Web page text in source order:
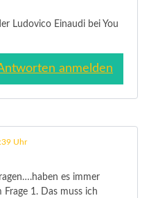
Ludovico Einaudi bei You
anmelden
Uhr
es immer
Frage 1. Das muss ich